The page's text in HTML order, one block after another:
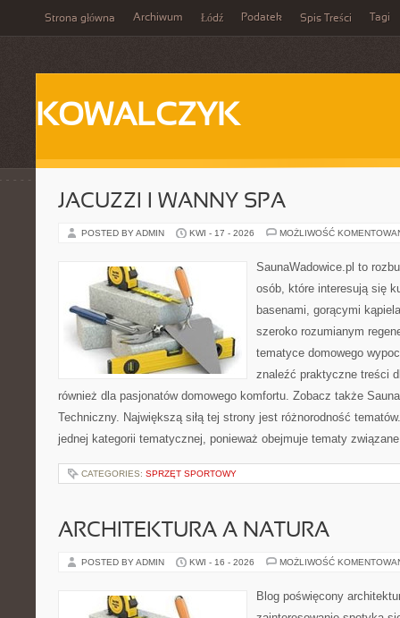
Strona główna Archiwum Łódź Podatek Spis Treści Tagi
KOWALCZYK
JACUZZI I WANNY SPA
POSTED BY ADMIN KWI - 17 - 2026 MOŻLIWOŚĆ
SaunaWadowice.pl to
osób, które interesują się
basenami, gorącymi
szeroko rozumianym
tematyce domowego
znaleźć praktyczne treści
również dla pasjonatów domowego komfortu. Zobacz także
Techniczny. Największą siłą tej strony jest różnorodność
jednej kategorii tematycznej, ponieważ obejmuje tematy
CATEGORIES: SPRZĘT SPORTOWY
ARCHITEKTURA A NATURA
POSTED BY ADMIN KWI - 16 - 2026 MOŻLIWOŚĆ
Blog poświęcony